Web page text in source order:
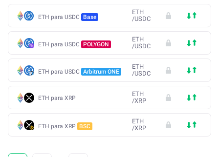
ETH para USDC Base
ETH
/USDC
ETH para USDC POLYGON
ETH
/USDC
ETH para USDC Arbitrum ONE
ETH
/USDC
ETH para XRP
ETH
/XRP
ETH para XRP BSC
ETH
/XRP